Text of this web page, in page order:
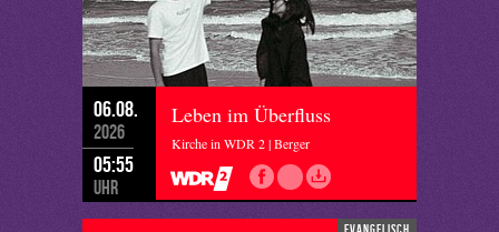
06.08.
2026
05:55
Uhr
Leben im Überfluss
Kirche in WDR 2 | Berger